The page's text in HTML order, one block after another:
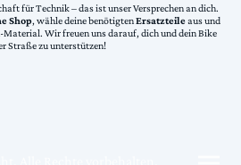
für Technik – das ist unser Versprechen an dich.
Shop, wähle deine benötigtenErsatzteileaus und
Material. Wir freuen uns darauf, dich und dein Bike
Straße zu unterstützen!